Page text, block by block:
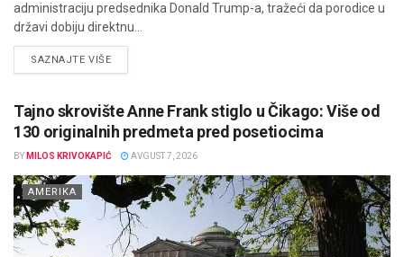
administraciju predsednika Donald Trump-a, tražeći da porodice u
državi dobiju direktnu...
SAZNAJTE VIŠEDETAILS
Tajno skrovište Anne Frank stiglo u Čikago: Više od
130 originalnih predmeta pred posetiocima
BY MILOS KRIVOKAPIĆ AVGUST 7, 2026
AMERIKA